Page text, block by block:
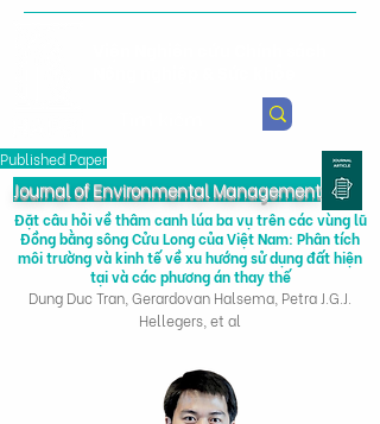
Published Paper
Journal of Environmental Management
Đặt câu hỏi về thâm canh lúa ba vụ trên các vùng lũ
Đồng bằng sông Cửu Long của Việt Nam: Phân tích
môi trường và kinh tế về xu hướng sử dụng đất hiện
tại và các phương án thay thế
Dung Duc Tran, Gerardovan Halsema, Petra J.G.J.
Hellegers, et al